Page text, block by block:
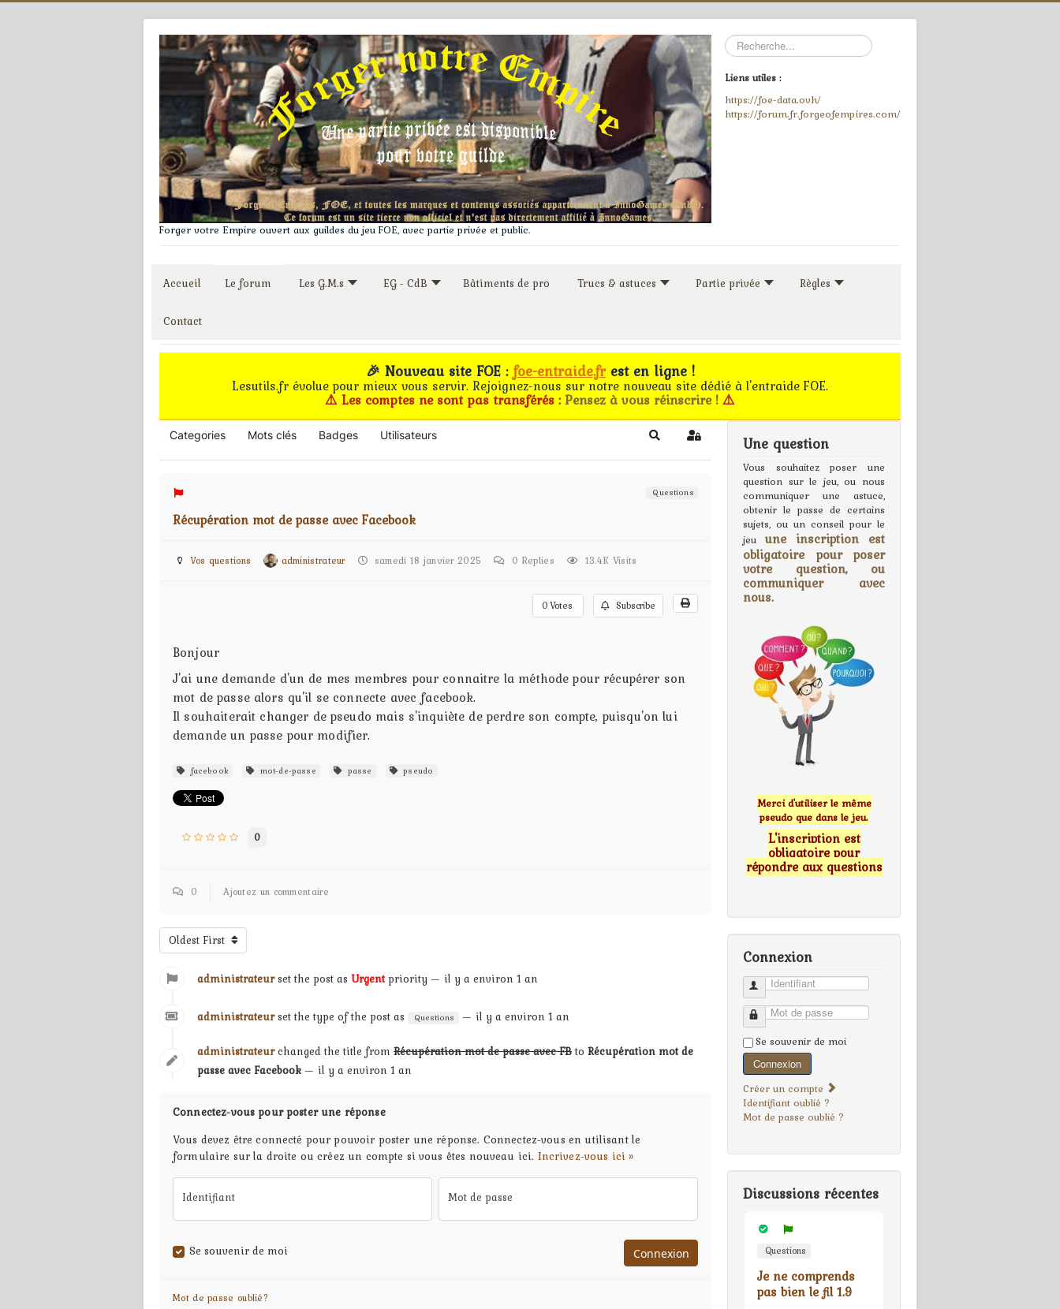
Forger votre Empire ouvert aux guildes du jeu FOE, avec partie privée et public.
Rechercher
Liens utiles :
https://foe-data.ovh/
https://forum.fr.forgeofempires.com/
Accueil Le forum Les G.M.s EG - CdB Bâtiments de pro Trucs & astuces Partie privée Règles
Contact
🎉 Nouveau site FOE :foe-entraide.frest en ligne !
Lesutils.fr évolue pour mieux vous servir. Rejoignez-nous sur notre nouveau site dédié à l'entraide FOE.
⚠️ Les comptes ne sont pas transférés :Pensez à vous réinscrire !⚠️
Categories Mots clés Badges Utilisateurs Search Sign In
Questions
Récupération mot de passe avec Facebook
Vos questions administrateur samedi 18 janvier 2025 0 Replies 13.4K Visits
0Votes Subscribe
Bonjour
J'ai une demande d'un de mes membres pour connaitre la méthode pour récupérer son
mot de passe alors qu'il se connecte avec facebook.
Il souhaiterait changer de pseudo mais s'inquiète de perdre son compte, puisqu'on lui
demande un passe pour modifier.
facebook mot-de-passe passe pseudo
0
0 Ajoutez un commentaire
Oldest First
administrateur set the post as Urgentpriority — il y a environ 1 an
administrateur set the type of the post as Questions — il y a environ 1 an
administrateur changed the title from Récupération mot de passe avec FBto Récupération mot de
passe avec Facebook — il y a environ 1 an
Connectez-vous pour poster une réponse
Vous devez être connecté pour pouvoir poster une réponse. Connectez-vous en utilisant le
formulaire sur la droite ou créez un compte si vous êtes nouveau ici. Incrivez-vous ici »
Identifiant Mot de passe
Se souvenir de moi
Mot de passe oublié?
Une question
Vous souhaitez poser une
question sur le jeu, ou nous
communiquer une astuce,
obtenir le passe de certains
sujets, ou un conseil pour le
jeu une inscription est
obligatoire pour poser
votre question, ou
communiquer avec
nous.
Merci d'utiliser le même
pseudo que dans le jeu.
L'inscription est
obligatoire pour
répondre aux questions
Connexion
Identifiant
Mot de passe
Se souvenir de moi
Connexion
Créer un compte
Identifiant oublié ?
Mot de passe oublié ?
Discussions récentes
Questions
Je ne comprends
pas bien le fil 1.9